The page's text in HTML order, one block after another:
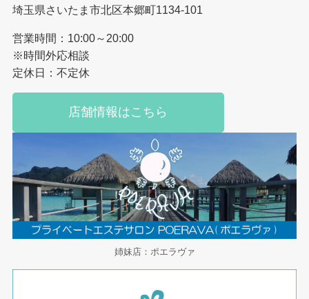
埼玉県さいたま市北区本郷町1134-101
営業時間：10:00～20:00
※時間外応相談
定休日：不定休
店舗情報はこちら
姉妹店：ポエラヴァ